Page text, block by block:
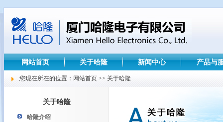
网站首页 关于哈隆 新闻中心 产品与
您现在所在的位置：网站首页 >> 关于哈隆
关于哈隆
哈隆介绍